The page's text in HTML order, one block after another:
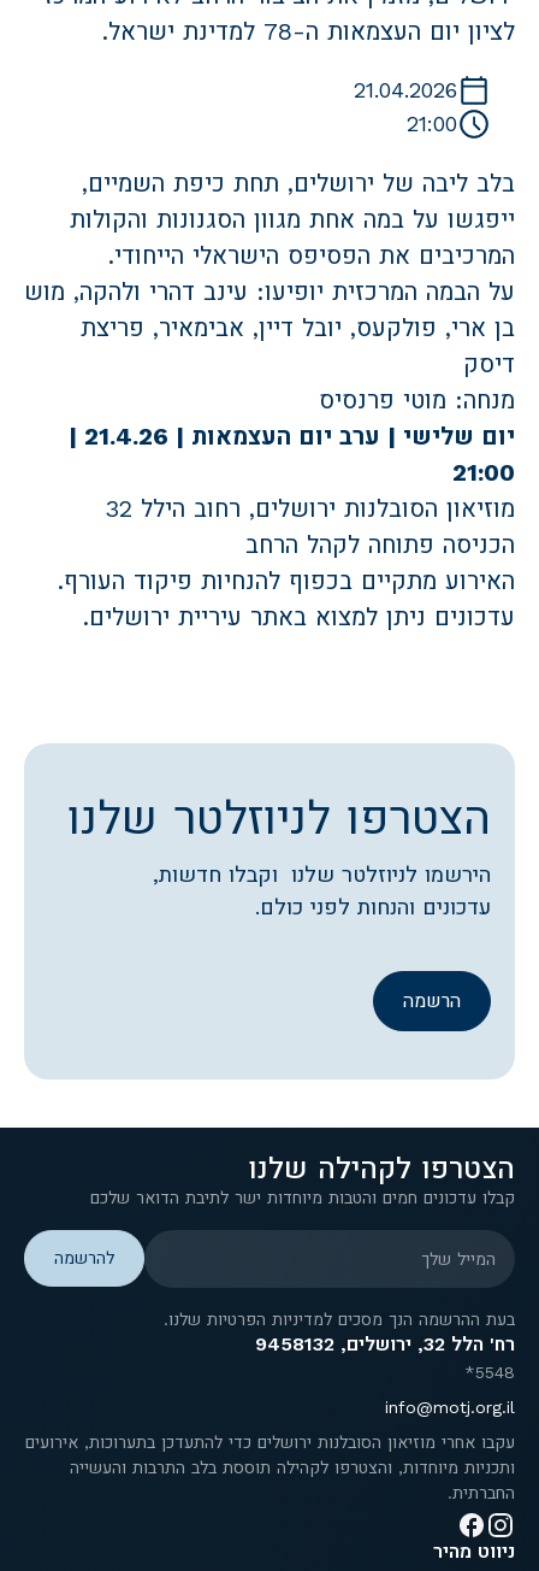
לציון יום העצמאות ה-78 למדינת ישראל.
21.04.2026
21:00
בלב ליבה של ירושלים, תחת כיפת השמיים,
ייפגשו על במה אחת מגוון הסגנונות והקולות
המרכיבים את הפסיפס הישראלי הייחודי.
על הבמה המרכזית יופיעו: עינב דהרי ולהקה, מוש
בן ארי, פולקעס, יובל דיין, אבימאיר, פריצת
דיסק
מנחה: מוטי פרנסיס
יום שלישי | ערב יום העצמאות | 21.4.26 |
21:00
מוזיאון הסובלנות ירושלים, רחוב הילל 32
הכניסה פתוחה לקהל הרחב
האירוע מתקיים בכפוף להנחיות פיקוד העורף.
עדכונים ניתן למצוא באתר עיריית ירושלים.
הצטרפו לניוזלטר שלנו
הירשמו לניוזלטר שלנו וקבלו חדשות,
עדכונים והנחות לפני כולם.
הרשמה
ניווט מהיר
רח' הלל 32, ירושלים, 9458132
5548*
info@motj.org.il
עקבו אחרי מוזיאון הסובלנות ירושלים כדי להתעדכן בתערוכות, אירועים
ותכניות מיוחדות, והצטרפו לקהילה תוססת בלב התרבות והעשייה
החברתית.
הצטרפו לקהילה שלנו
קבלו עדכונים חמים והטבות מיוחדות ישר לתיבת הדואר שלכם
המייל שלך
בעת ההרשמה הנך מסכים למדיניות הפרטיות שלנו.